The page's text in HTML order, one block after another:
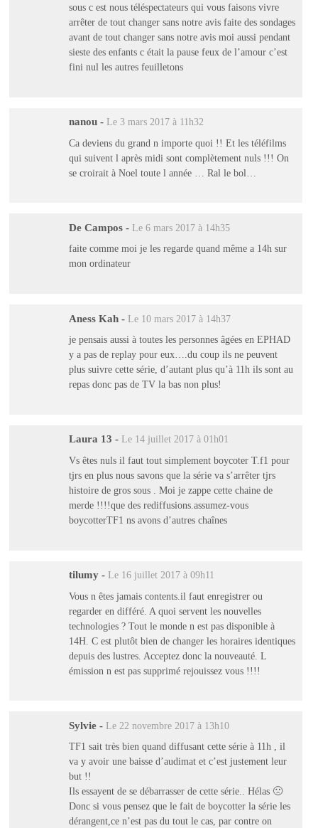
sous c est nous téléspectateurs qui vous faisons vivre
arrêter de tout changer sans notre avis faite des sondages
avant de tout changer sans notre avis moi aussi pendant
sieste des enfants c était la pause feux de l’amour c’est
fini nul les autres feuilletons
nanou - Le 3 mars 2017 à 11h32
Ca deviens du grand n importe quoi !! Et les téléfilms
qui suivent l après midi sont complètement nuls !!! On
se croirait à Noel toute l année … Ral le bol…
De Campos - Le 6 mars 2017 à 14h35
faite comme moi je les regarde quand même a 14h sur
mon ordinateur
Aness Kah - Le 10 mars 2017 à 14h37
je pensais aussi à toutes les personnes âgées en EPHAD
y a pas de replay pour eux….du coup ils ne peuvent
plus suivre cette série, d’autant plus qu’à 11h ils sont au
repas donc pas de TV la bas non plus!
Laura 13 - Le 14 juillet 2017 à 01h01
Vs êtes nuls il faut tout simplement boycoter T.f1 pour
tjrs en plus nous savons que la série va s’arrêter tjrs
histoire de gros sous . Moi je zappe cette chaine de
merde !!!!que des rediffusions.assumez-vous
boycotterTF1 ns avons d’autres chaînes
tilumy - Le 16 juillet 2017 à 09h11
Vous n êtes jamais contents.il faut enregistrer ou
regarder en différé. A quoi servent les nouvelles
technologies ? Tout le monde n est pas disponible à
14H. C est plutôt bien de changer les horaires identiques
depuis des lustres. Acceptez donc la nouveauté. L
émission n est pas supprimé rejouissez vous !!!!
Sylvie - Le 22 novembre 2017 à 13h10
TF1 sait très bien quand diffusant cette série à 11h , il
va y avoir une baisse d’audimat et c’est justement leur
but !!
Ils essayent de se débarrasser de cette série.. Hélas 🙁
Donc si vous pensez que le fait de boycotter la série les
dérangent,ce n’est pas du tout le cas, par contre on